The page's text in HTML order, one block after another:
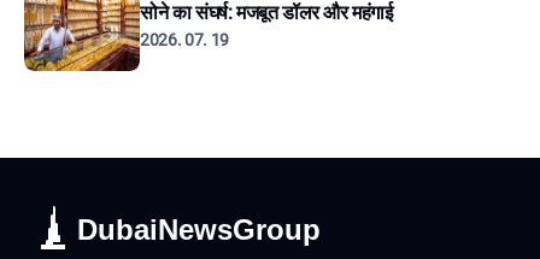
सोने का संघर्ष: मजबूत डॉलर और महंगाई
2026. 07. 19
DubaiNewsGroup